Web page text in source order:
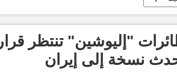
"إليوشين" تنتظر قراراً
نسخة إلى إيران